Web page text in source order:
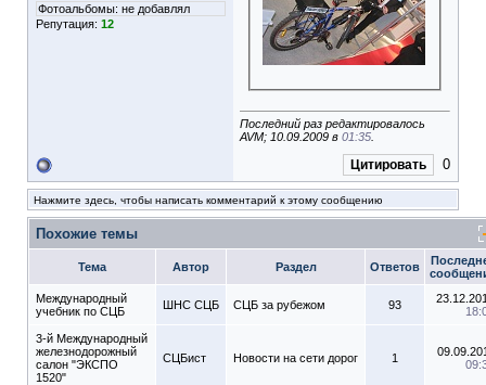
Фотоальбомы: не добавлял
Репутация: 12
Последний раз редактировалось
AVM; 10.09.2009 в 01:35
Цитировать 0
Нажмите здесь, чтобы написать комментарий к этому сообщению
Похожие темы
Тема Автор Раздел Ответов
Международный
учебник по СЦБ
ШНС СЦБ СЦБ за рубежом 93
3-й Международный
железнодорожный
салон "ЭКСПО
1520"
СЦБист Новости на сети дорог 1